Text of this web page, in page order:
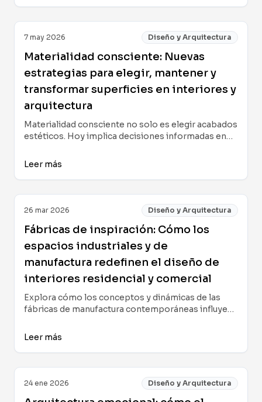
7 may 2026 Diseño y Arquitectura
Materialidad consciente: Nuevas
estrategias para elegir, mantener y
transformar superficies en interiores y
arquitectura
Materialidad consciente no solo es elegir acabados
estéticos. Hoy implica decisiones informadas en
superficies, incorporando prácticas sostenibles,
tendencias para crear espacios más responsables
y atractivos.
Leer más
26 mar 2026 Diseño y Arquitectura
Fábricas de inspiración: Cómo los
espacios industriales y de
manufactura redefinen el diseño de
interiores residencial y comercial
Explora cómo los conceptos y dinámicas de las
fábricas de manufactura contemporáneas influyen
comercial, desde materiales y eficiencia hasta
Leer más
24 ene 2026 Diseño y Arquitectura